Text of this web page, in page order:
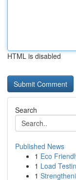
HTML is disabled
Search
Published News
1 Eco
1 Load
1